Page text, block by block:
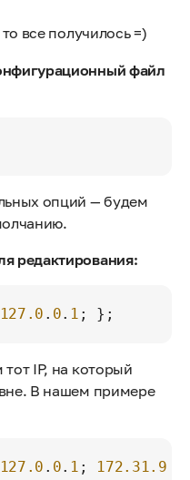
то все получилось =)
файл
опций — будем
редактирования:
127.0 . 0. 1
IP, на который
В нашем примере
127.0 . 0. 1 ; 172.31.97